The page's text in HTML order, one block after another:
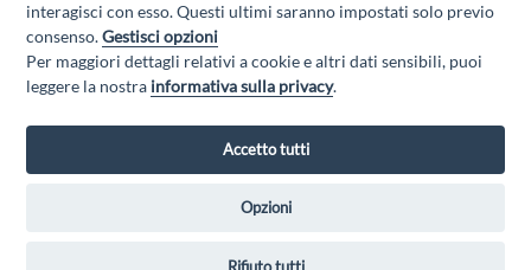
“Attività cofinanziate dal PSR 2014/2020 Abruzzo - mis. 19 PSL La Terra dei
M@rsi - Fondo FEASR; Sottomisura 19.2; Tipologia di intervento 19.2.1
GAL MARSICA Via XX Settembre, 51 - 67051 Avezzano (AQ) -
interagisci con esso. Questi ultimi saranno impostati solo previo
consenso.Gestisci opzioni
Per maggiori dettagli relativi a cookie e altri dati sensibili, puoi
leggere la nostra informativa sulla privacy.
Accetto tutti
Opzioni
Rifiuto tutti